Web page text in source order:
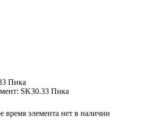
Пика
SK30.33 Пика
время элемента нет в наличии